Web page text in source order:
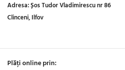
Adresa:Șos Tudor Vladimirescu nr 86
Clinceni, Ilfov
Plăți online prin: